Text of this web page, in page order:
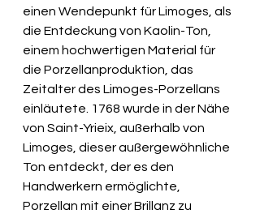
einen Wendepunkt für Limoges, als
die Entdeckung von Kaolin-Ton,
einem hochwertigen Material für
die Porzellanproduktion, das
Zeitalter des Limoges-Porzellans
einläutete. 1768 wurde in der Nähe
von Saint-Yrieix, außerhalb von
Limoges, dieser außergewöhnliche
Ton entdeckt, der es den
Handwerkern ermöglichte,
Porzellan mit einer Brillanz zu